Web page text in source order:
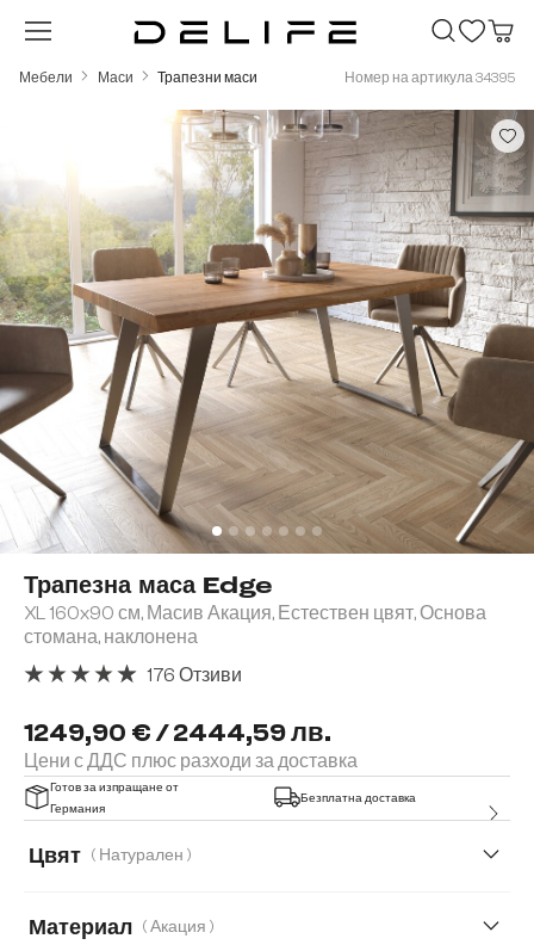
Преминете към основното съдържание
Мебели Маси Трапезни маси Номер на артикула 34395
Трапезна маса Edge
XL 160x90 см, Масив Акация, Естествен цвят, Основа
стомана, наклонена
1249,90 € / 2444,59 лв.
Цени с ДДС плюс разходи за доставка
176 Отзиви
Готов за изпращане от
Германия
Безплатна доставка
Цвят ( Натурален )
Материал ( Акация )
Пропуснете галерия с изображения